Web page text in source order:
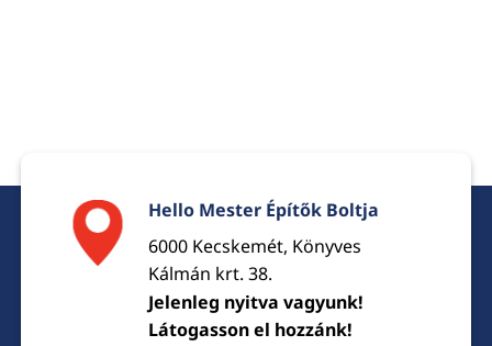
Hello Mester Építők Boltja
6000 Kecskemét, Könyves
Kálmán krt. 38.
Jelenleg nyitva vagyunk!
Látogasson el hozzánk!